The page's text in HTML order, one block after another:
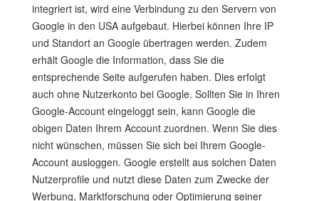
integriert ist, wird eine Verbindung zu den Servern von
Google in den USA aufgebaut. Hierbei können Ihre IP
und Standort an Google übertragen werden. Zudem
erhält Google die Information, dass Sie die
entsprechende Seite aufgerufen haben. Dies erfolgt
auch ohne Nutzerkonto bei Google. Sollten Sie in Ihren
Google-Account eingeloggt sein, kann Google die
obigen Daten Ihrem Account zuordnen. Wenn Sie dies
nicht wünschen, müssen Sie sich bei Ihrem Google-
Account ausloggen. Google erstellt aus solchen Daten
Nutzerprofile und nutzt diese Daten zum Zwecke der
Werbung, Marktforschung oder Optimierung seiner